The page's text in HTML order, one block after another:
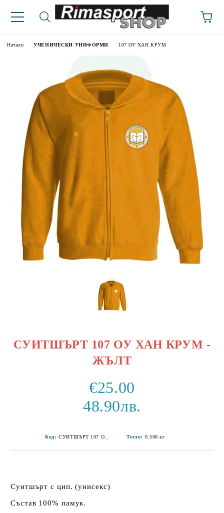
Начало УЧЕНИЧЕСКИ УНИФОРМИ 107 ОУ ХАН КРУМ
СУИТШЪРТ 107 ОУ ХАН КРУМ -
ЖЪЛТ
€25.00
48.90лв.
Код: СУИТШЪРТ 107 ОУ ХАН КРУМ-1 Тегло: 0.500 кг
Суитшърт с цип. (унисекс)
Състав 100% памук.